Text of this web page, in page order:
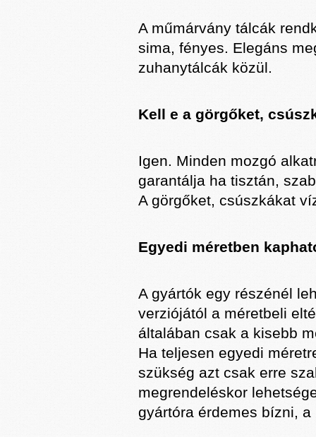
A műmárvány tálcák
sima, fényes. Elegáns
zuhanytálcák közül.
Kell e a görgőket,
Igen. Minden mozgó
garantálja ha tisztán,
A görgőket, csúszkákat
Egyedi méretben
A gyártók egy részénél
verziójától a méretbeli
általában csak a kisebb
Ha teljesen egyedi
szükség azt csak erre
megrendeléskor
gyártóra érdemes bízni,